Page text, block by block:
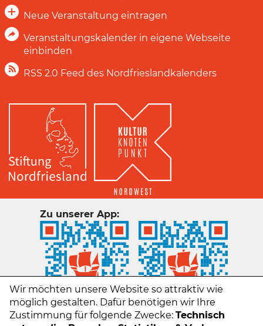
Neue Veranstaltung eintragen
Veranstaltungskalender in eigene Webseite
einbinden
RSS 2.0 Feed des Nordfrieslandkalenders
Zu unserer App:
Wir möchten unsere Website so attraktiv wie
möglich gestalten. Dafür benötigen wir Ihre
Zustimmung für folgende Zwecke: Technisch